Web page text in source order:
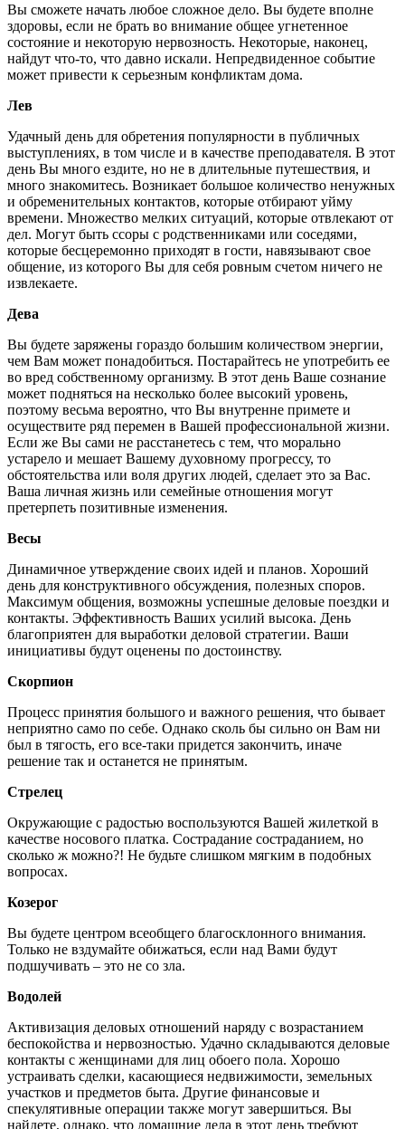
Вы сможете начать любое сложное дело. Вы будете вполне
здоровы, если не брать во внимание общее угнетенное
состояние и некоторую нервозность. Некоторые, наконец,
найдут что-то, что давно искали. Непредвиденное событие
может привести к серьезным конфликтам дома.
Лев
Удачный день для обретения популярности в публичных
выступлениях, в том числе и в качестве преподавателя. В этот
день Вы много ездите, но не в длительные путешествия, и
много знакомитесь. Возникает большое количество ненужных
и обременительных контактов, которые отбирают уйму
времени. Множество мелких ситуаций, которые отвлекают от
дел. Могут быть ссоры с родственниками или соседями,
которые бесцеремонно приходят в гости, навязывают свое
общение, из которого Вы для себя ровным счетом ничего не
извлекаете.
Дева
Вы будете заряжены гораздо большим количеством энергии,
чем Вам может понадобиться. Постарайтесь не употребить ее
во вред собственному организму. В этот день Ваше сознание
может подняться на несколько более высокий уровень,
поэтому весьма вероятно, что Вы внутренне примете и
осуществите ряд перемен в Вашей профессиональной жизни.
Если же Вы сами не расстанетесь с тем, что морально
устарело и мешает Вашему духовному прогрессу, то
обстоятельства или воля других людей, сделает это за Вас.
Ваша личная жизнь или семейные отношения могут
претерпеть позитивные изменения.
Весы
Динамичное утверждение своих идей и планов. Хороший
день для конструктивного обсуждения, полезных споров.
Максимум общения, возможны успешные деловые поездки и
контакты. Эффективность Ваших усилий высока. День
благоприятен для выработки деловой стратегии. Ваши
инициативы будут оценены по достоинству.
Скорпион
Процесс принятия большого и важного решения, что бывает
неприятно само по себе. Однако сколь бы сильно он Вам ни
был в тягость, его все-таки придется закончить, иначе
решение так и останется не принятым.
Стрелец
Окружающие с радостью воспользуются Вашей жилеткой в
качестве носового платка. Сострадание состраданием, но
сколько ж можно?! Не будьте слишком мягким в подобных
вопросах.
Козерог
Вы будете центром всеобщего благосклонного внимания.
Только не вздумайте обижаться, если над Вами будут
подшучивать – это не со зла.
Водолей
Активизация деловых отношений наряду с возрастанием
беспокойства и нервозностью. Удачно складываются деловые
контакты с женщинами для лиц обоего пола. Хорошо
устраивать сделки, касающиеся недвижимости, земельных
участков и предметов быта. Другие финансовые и
спекулятивные операции также могут завершиться. Вы
найдете, однако, что домашние дела в этот день требуют